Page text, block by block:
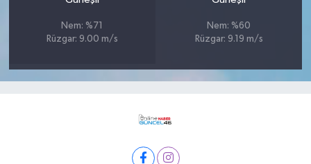
Nem: %71
Rüzgar: 9.00 m/s
Nem: %60
Rüzgar: 9.19 m/s